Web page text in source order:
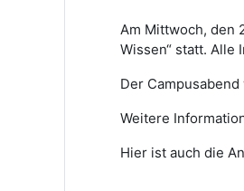
Am Mittwoch, den
Wissen“ statt.
Der
Weitere
Hier ist auch die